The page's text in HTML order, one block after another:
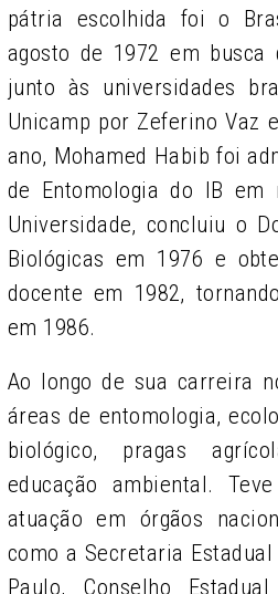
pátria escolhida foi o
agosto de 1972 em busca
junto às universidades
Unicamp por Zeferino Vaz
ano, Mohamed Habib foi
de Entomologia do IB em
Universidade, concluiu o
Biológicas em 1976 e
docente em 1982,
em 1986.
Ao longo de sua carreira
áreas de entomologia,
biológico, pragas
educação ambiental.
atuação em órgãos
como a Secretaria
Paulo, Conselho